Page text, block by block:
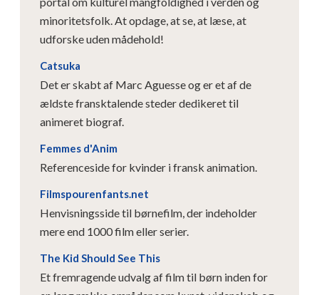
minoritetsfolk. At opdage, at se, at læse, at
udforske uden mådehold!
Catsuka
Det er skabt af Marc Aguesse og er et af de
ældste fransktalende steder dedikeret til
animeret biograf.
Femmes d'Anim
Referenceside for kvinder i fransk animation.
Filmspourenfants.net
Henvisningsside til børnefilm, der indeholder
mere end 1000 film eller serier.
The Kid Should See This
Et fremragende udvalg af film til børn inden for